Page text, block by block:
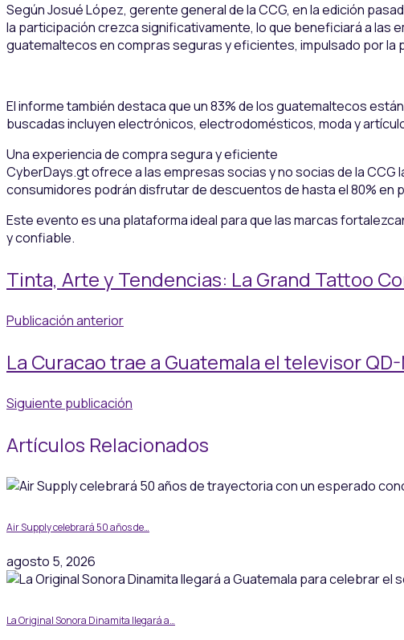
Según Josué López, gerente general de la CCG, en la edición
la participación crezca significativamente, lo que beneficiará a las
guatemaltecos en compras seguras y eficientes, impulsado por
El informe también destaca que un 83% de los guatemaltecos
buscadas incluyen electrónicos, electrodomésticos, moda y
Una experiencia de compra segura y eficiente
CyberDays.gt ofrece a las empresas socias y no socias de la
consumidores podrán disfrutar de descuentos de hasta el 80%
Este evento es una plataforma ideal para que las marcas
y confiable.
Tinta, Arte y Tendencias: La Grand Tattoo
Publicación anterior
La Curacao trae a Guatemala el televisor
Siguiente publicación
Artículos Relacionados
Air Supply celebrará 50 años de…
agosto 5, 2026
La Original Sonora Dinamita llegará a…